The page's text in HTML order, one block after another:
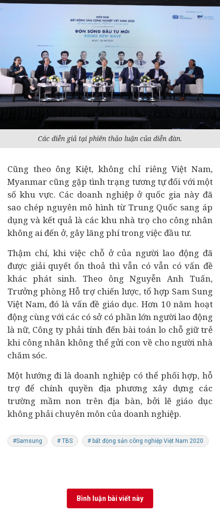
Các diễn giả tại phiên thảo luận của diễn đàn.
Cũng theo ông Kiệt, không chỉ riêng Việt Nam,
Myanmar cũng gặp tình trạng tương tự đối với một
số khu vực. Các doanh nghiệp ở quốc gia này đã
sao chép nguyên mô hình từ Trung Quốc sang áp
dụng và kết quả là các khu nhà trọ cho công nhân
không ai đến ở, gây lãng phí trong việc đầu tư.
Thậm chí, khi việc chỗ ở của người lao động đã
được giải quyết ổn thoả thì vẫn có vẫn có vấn đề
khác phát sinh. Theo ông Nguyễn Anh Tuấn,
Trưởng phòng Hỗ trợ chiến lược, tổ hợp Sam Sung
Việt Nam, đó là vấn đề giáo dục. Hơn 10 năm hoạt
động cùng với các có sở có phần lớn người lao động
là nữ, Công ty phải tính đến bài toán lo chỗ giữ trẻ
khi công nhân không thể gửi con về cho người nhà
chăm sóc.
Một hướng đi là doanh nghiệp có thể phối hợp, hỗ
trợ để chính quyền địa phương xây dựng các
trường mầm non trên địa bàn, bởi lẽ giáo dục
không phải chuyên môn của doanh nghiệp.
#Samsung # TBS # bất động sản công nghiệp Việt Nam 2020
Bình luận bài viết này